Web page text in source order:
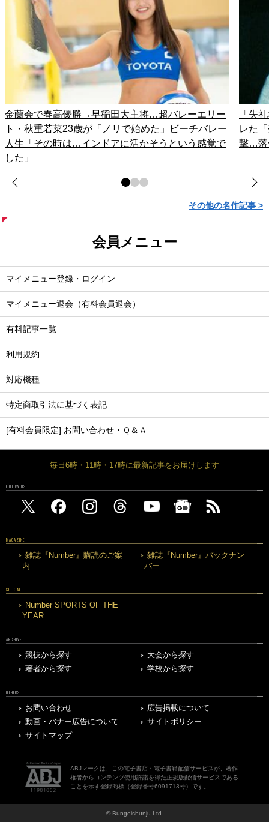
金蘭会で春高優勝→早稲田大主将…超バレーエリー
ト・秋重若菜23歳が「ノリで始めた」ビーチバレー
人生「その時は…インドアに活かそうという感覚で
した」
「失
レた
撃…落
その他の名作記事 >
会員メニュー
マイメニュー登録・ログイン
マイメニュー退会（有料会員退会）
有料記事一覧
利用規約
対応機種
特定商取引法に基づく表記
[有料会員限定] お問い合わせ・Ｑ＆Ａ
毎日6時・11時・17時に最新記事をお届けします
FOLLOW US
MAGAZINE
雑誌『Number』購読のご案
内
雑誌『Number』バックナン
バー
SPECIAL
Number SPORTS OF THE
YEAR
ARCHIVE
競技から探す
大会から探す
著者から探す
学校から探す
OTHERS
お問い合わせ
広告掲載について
動画・バナー広告について
サイトポリシー
サイトマップ
ABJマークは、この電子書店・電子書籍配信サービスが、著作
権者からコンテンツ使用許諾を得た正規版配信サービスである
ことを示す登録商標（登録番号6091713号）です。
© Bungeishunju Ltd.